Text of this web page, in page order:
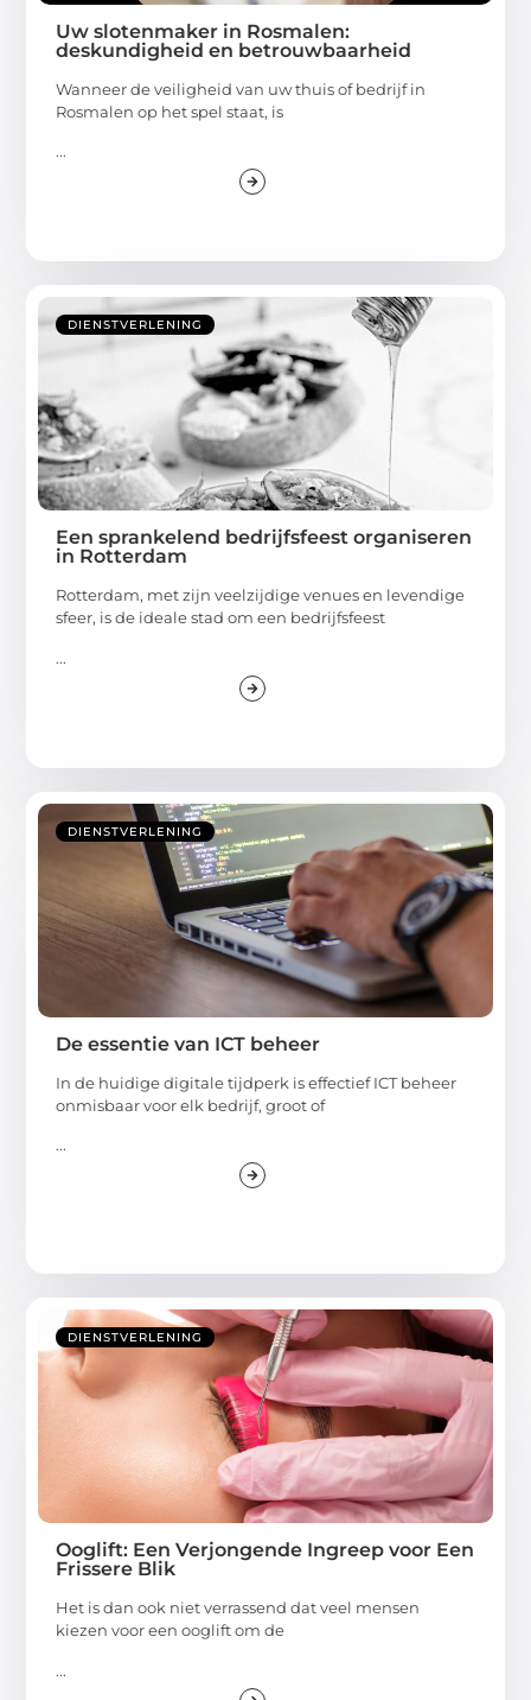
Uw slotenmaker in Rosmalen:
deskundigheid en betrouwbaarheid
Wanneer de veiligheid van uw thuis of bedrijf in
Rosmalen op het spel staat, is
...
DIENSTVERLENING
Een sprankelend bedrijfsfeest organiseren
in Rotterdam
Rotterdam, met zijn veelzijdige venues en levendige
sfeer, is de ideale stad om een bedrijfsfeest
...
DIENSTVERLENING
De essentie van ICT beheer
In de huidige digitale tijdperk is effectief ICT beheer
onmisbaar voor elk bedrijf, groot of
...
DIENSTVERLENING
Ooglift: Een Verjongende Ingreep voor Een
Frissere Blik
Het is dan ook niet verrassend dat veel mensen
kiezen voor een ooglift om de
...